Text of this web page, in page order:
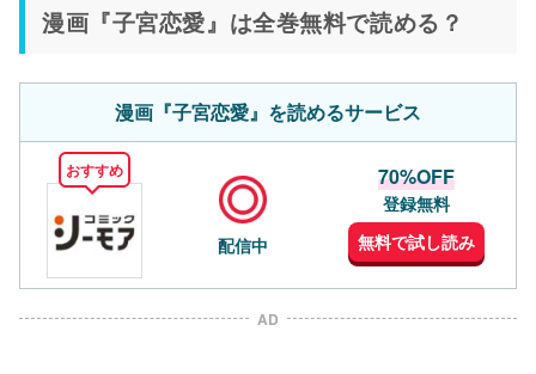
漫画『子宮恋愛』は全巻無料で読める？
漫画『子宮恋愛』を読めるサービス
おすすめ
配信中
70%OFF
登録無料
無料で試し読み
AD